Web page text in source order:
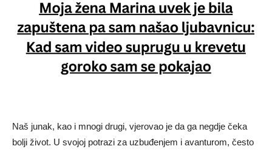
Naš junak, kao i mnogi drugi, vjerovao je da ga negdje čeka
bolji život. U svojoj potrazi za uzbuđenjem i avanturom, često